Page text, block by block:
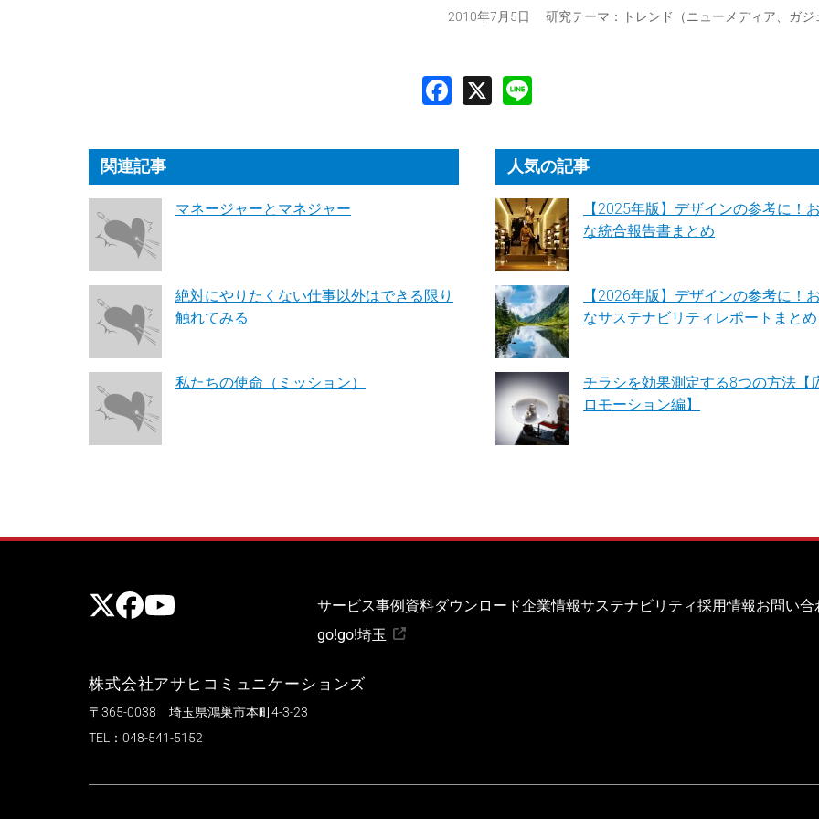
2010年7月5日 研究テーマ： トレンド（ニューメディア、ガジ
関連記事
マネージャーとマネジャー
絶対にやりたくない仕事以外はできる限り
触れてみる
私たちの使命（ミッション）
人気の記事
【2025年版】デザインの参考に！
な統合報告書まとめ
【2026年版】デザインの参考に！
なサステナビリティレポートまとめ
チラシを効果測定する8つの方法【
ロモーション編】
公式X公式Facebook
公式Youtubeチャンネル
サービス事例資料ダウンロード企業情報サステナビリティ採用情報お問い合
go!go!埼玉
株式会社アサヒコミュニケーションズ
〒365-0038 埼玉県鴻巣市本町4-3-23
TEL： 048-541-5152